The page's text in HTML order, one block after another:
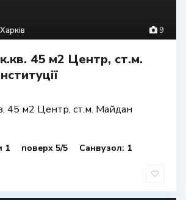
9
Харків
45 м2 Центр, ст.м.
45 м2 Центр, ст.м. Майдан
1 поверх 5/5 Санвузол: 1